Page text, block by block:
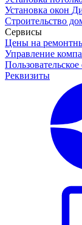
Установка окон
Строительство
Сервисы
Цены на
Управление
Реквизиты